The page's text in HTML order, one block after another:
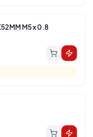
Amortiguadores Traseros
M5 x 0.8